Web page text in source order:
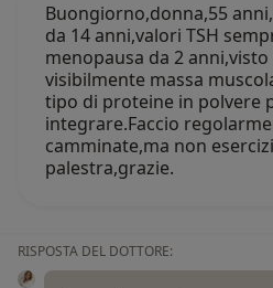
Buongiorno,donna,55
da 14 anni,valori TSH
menopausa da 2
visibilmente massa
tipo di proteine in polvere
integrare.Faccio
camminate,ma non
palestra,grazie.
RISPOSTA DEL DOTTORE: